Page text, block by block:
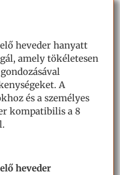
heveder hanyatt
amely tökéletesen
A
és a személyes
kompatibilis a 8
heveder